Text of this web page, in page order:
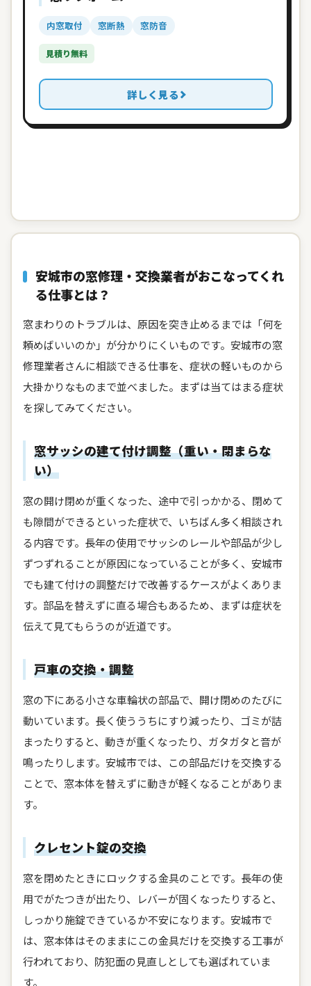
内窓取付 窓断熱 窓防音
見積り無料
詳しく見る
安城市の窓修理・交換業者がおこなってくれ
る仕事とは？
窓まわりのトラブルは、原因を突き止めるまでは「何を
頼めばいいのか」が分かりにくいものです。安城市の窓
修理業者さんに相談できる仕事を、症状の軽いものから
大掛かりなものまで並べました。まずは当てはまる症状
を探してみてください。
窓サッシの建て付け調整（重い・閉まらな
い）
窓の開け閉めが重くなった、途中で引っかかる、閉めて
も隙間ができるといった症状で、いちばん多く相談され
る内容です。長年の使用でサッシのレールや部品が少し
ずつずれることが原因になっていることが多く、安城市
でも建て付けの調整だけで改善するケースがよくありま
す。部品を替えずに直る場合もあるため、まずは症状を
伝えて見てもらうのが近道です。
戸車の交換・調整
窓の下にある小さな車輪状の部品で、開け閉めのたびに
動いています。長く使ううちにすり減ったり、ゴミが詰
まったりすると、動きが重くなったり、ガタガタと音が
鳴ったりします。安城市では、この部品だけを交換する
ことで、窓本体を替えずに動きが軽くなることがありま
す。
クレセント錠の交換
窓を閉めたときにロックする金具のことです。長年の使
用でがたつきが出たり、レバーが固くなったりすると、
しっかり施錠できているか不安になります。安城市で
は、窓本体はそのままにこの金具だけを交換する工事が
行われており、防犯面の見直しとしても選ばれていま
す。